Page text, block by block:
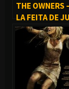
THE OWNERS
LA FEITA DE
DE TRONOS